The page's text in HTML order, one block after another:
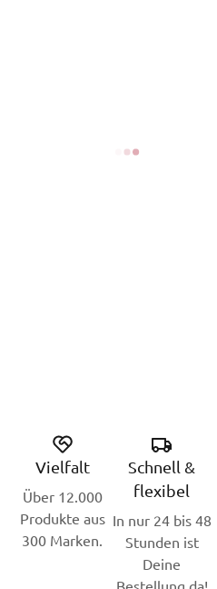
Vielfalt
Über 12.000
Produkte aus
300 Marken.
Schnell &
flexibel
In nur 24 bis 48
Stunden ist
Deine